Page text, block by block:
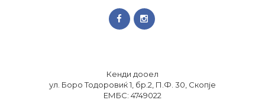
Кенди дооел
ул. Боро Тодоровиќ 1, бр.2, П.Ф. 30, Скопје
ЕМБС: 4749022